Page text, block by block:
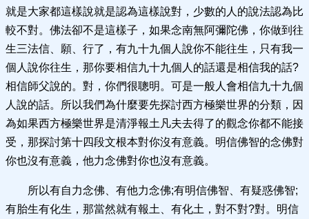
就是大家都這樣說就是認為這樣說對，少數的人的說法認為比
較不對。佛法卻不是這樣子，如果念南無阿彌陀佛，你做到往
生三法信、願、行了，有九十九個人說你不能往生，只有我一
個人說你往生，那你要相信九十九個人的話還是相信我的話?
相信師父說的。對，你們很聰明。可是一般人會相信九十九個
人說的話。所以我們為什麼要先探討西方極樂世界的分類，因
為如果西方極樂世界是清淨報土凡夫去得了的觀念你都不能接
受，那探討第十四段文根本對你沒有意義。明信佛智的念佛對
你也沒有意義，他力念佛對你也沒有意義。
所以有自力念佛、有他力念佛;有明信佛智、有疑惑佛智;
有胎生有化生，那當然就有報土、有化土，對不對?對。明信